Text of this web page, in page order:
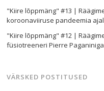
"Kiire lõppmäng" #13 |
koroonaviiruse pandeemia ajal
"Kiire lõppmäng" #12 |
füsiotreeneri Pierre Paganiniga
VÄRSKED POSTITUSED